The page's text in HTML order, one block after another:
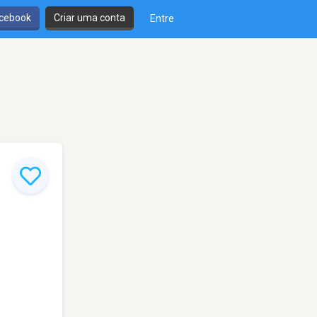
Criar uma conta Entre